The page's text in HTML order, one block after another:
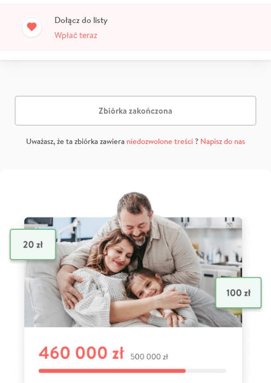
Dołącz do listy
Wpłać teraz
Zbiórka zakończona
Uważasz, że ta zbiórka zawiera niedozwolone treści? Napisz do nas